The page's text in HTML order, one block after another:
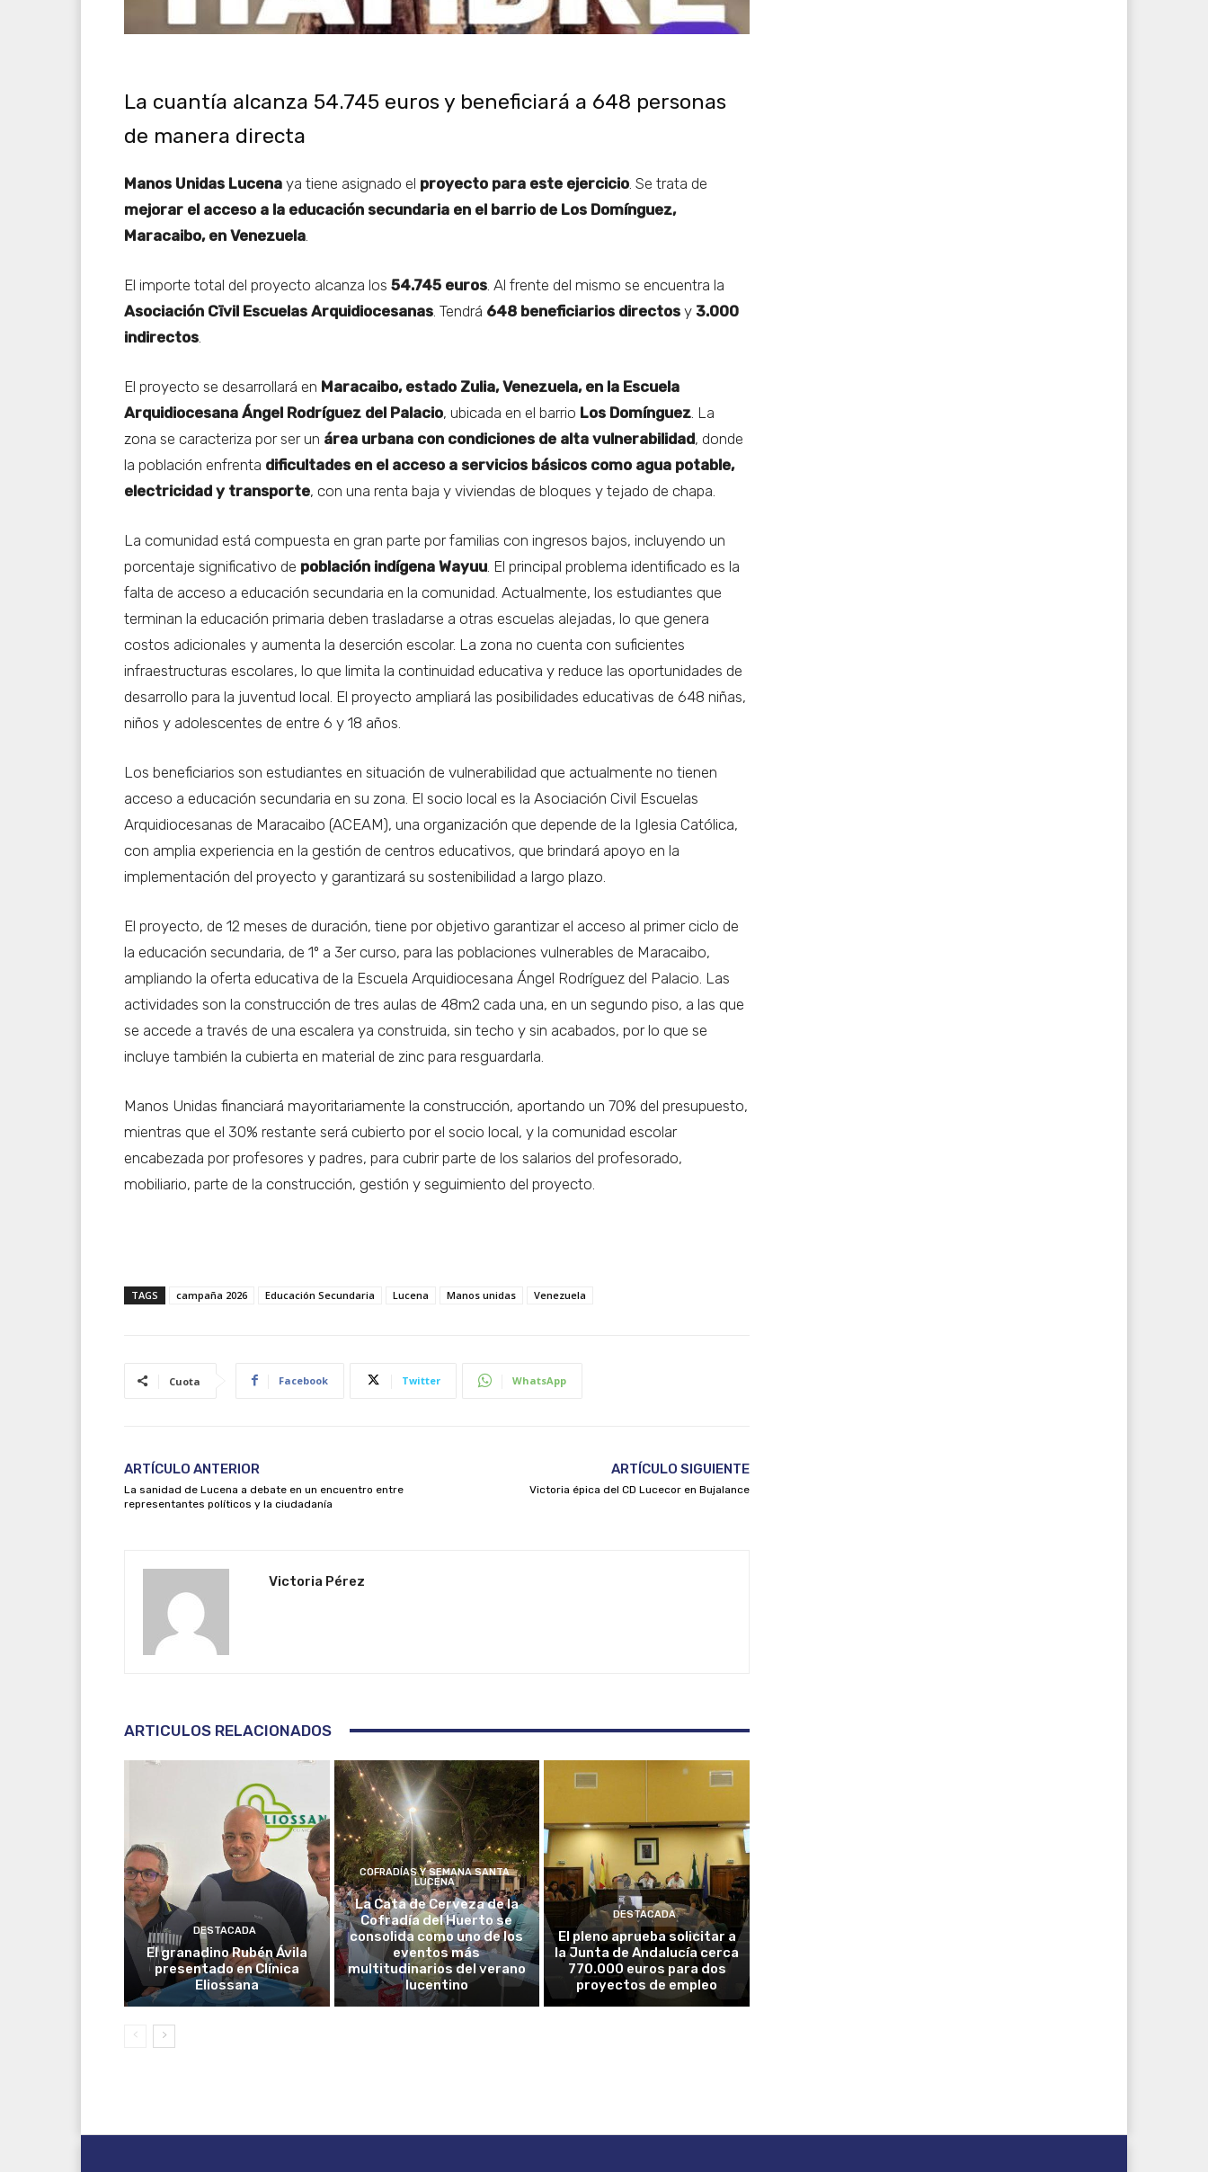
La cuantía alcanza 54.745 euros y beneficiará a 648 personas
de manera directa
Manos Unidas Lucena ya tiene asignado el proyecto para este ejercicio . Se trata de
mejorar el acceso a la educación secundaria en el barrio de Los Domínguez,
Maracaibo, en Venezuela
El importe total del proyecto alcanza los 54.745 euros . Al frente del mismo se encuentra la
Asociación Cïvil Escuelas Arquidiocesanas . Tendrá 648 beneficiarios directos y 3.000
indirectos
El proyecto se desarrollará en Maracaibo, estado Zulia, Venezuela, en la Escuela
Arquidiocesana Ángel Rodríguez del Palacio, ubicada en el barrio Los Domínguez . La
zona se caracteriza por ser un área urbana con condiciones de alta vulnerabilidad, donde
la población enfrenta dificultades en el acceso a servicios básicos como agua potable,
electricidad y transporte, con una renta baja y viviendas de bloques y tejado de chapa.
La comunidad está compuesta en gran parte por familias con ingresos bajos, incluyendo un
porcentaje significativo de población indígena Wayuu . El principal problema identificado es la
falta de acceso a educación secundaria en la comunidad. Actualmente, los estudiantes que
terminan la educación primaria deben trasladarse a otras escuelas alejadas, lo que genera
costos adicionales y aumenta la deserción escolar. La zona no cuenta con suficientes
infraestructuras escolares, lo que limita la continuidad educativa y reduce las oportunidades de
desarrollo para la juventud local. El proyecto ampliará las posibilidades educativas de 648 niñas,
niños y adolescentes de entre 6 y 18 años.
Los beneficiarios son estudiantes en situación de vulnerabilidad que actualmente no tienen
acceso a educación secundaria en su zona. El socio local es la Asociación Civil Escuelas
Arquidiocesanas de Maracaibo (ACEAM), una organización que depende de la Iglesia Católica,
con amplia experiencia en la gestión de centros educativos, que brindará apoyo en la
implementación del proyecto y garantizará su sostenibilidad a largo plazo.
El proyecto, de 12 meses de duración, tiene por objetivo garantizar el acceso al primer ciclo de
la educación secundaria, de 1º a 3er curso, para las poblaciones vulnerables de Maracaibo,
ampliando la oferta educativa de la Escuela Arquidiocesana Ángel Rodríguez del Palacio. Las
actividades son la construcción de tres aulas de 48m2 cada una, en un segundo piso, a las que
se accede a través de una escalera ya construida, sin techo y sin acabados, por lo que se
incluye también la cubierta en material de zinc para resguardarla.
Manos Unidas financiará mayoritariamente la construcción, aportando un 70% del presupuesto,
mientras que el 30% restante será cubierto por el socio local, y la comunidad escolar
encabezada por profesores y padres, para cubrir parte de los salarios del profesorado,
mobiliario, parte de la construcción, gestión y seguimiento del proyecto.
TAGS campaña 2026 Educación Secundaria Lucena Manos unidas Venezuela
Cuota Facebook Twitter WhatsApp
ARTÍCULO ANTERIOR
La sanidad de Lucena a debate en un encuentro entre
representantes políticos y la ciudadanía
ARTÍCULO SIGUIENTE
Victoria épica del CD Lucecor en Bujalance
Victoria Pérez
ARTICULOS RELACIONADOS
DESTACADA
El granadino Rubén Ávila
presentado en Clínica
Eliossana
COFRADÍAS Y SEMANA SANTA
LUCENA
La Cata de Cerveza de la
Cofradía del Huerto se
consolida como uno de los
eventos más
multitudinarios del verano
lucentino
DESTACADA
El pleno aprueba solicitar a
la Junta de Andalucía cerca
770.000 euros para dos
proyectos de empleo